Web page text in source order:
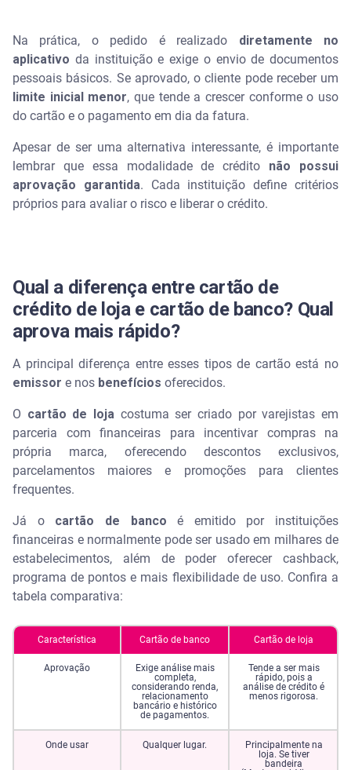
Na prática, o pedido é realizado diretamente no
aplicativo da instituição e exige o envio de documentos
pessoais básicos. Se aprovado, o cliente pode receber um
limite inicial menor, que tende a crescer conforme o uso
do cartão e o pagamento em dia da fatura.
Apesar de ser uma alternativa interessante, é importante
lembrar que essa modalidade de crédito não possui
aprovação garantida. Cada instituição define critérios
próprios para avaliar o risco e liberar o crédito.
Qual a diferença entre cartão de
crédito de loja e cartão de banco? Qual
aprova mais rápido?
A principal diferença entre esses tipos de cartão está no
emissor e nos benefícios oferecidos.
O cartão de loja costuma ser criado por varejistas em
parceria com financeiras para incentivar compras na
própria marca, oferecendo descontos exclusivos,
parcelamentos maiores e promoções para clientes
frequentes.
Já o cartão de banco é emitido por instituições
financeiras e normalmente pode ser usado em milhares de
estabelecimentos, além de poder oferecer cashback,
programa de pontos e mais flexibilidade de uso. Confira a
tabela comparativa:
Característica Cartão de banco Cartão de loja
Aprovação
Exige análise mais
completa,
considerando renda,
relacionamento
bancário e histórico
de pagamentos.
Tende a ser mais
rápido, pois a
análise de crédito é
menos rigorosa.
Onde usar Qualquer lugar.
Principalmente na
loja. Se tiver
bandeira